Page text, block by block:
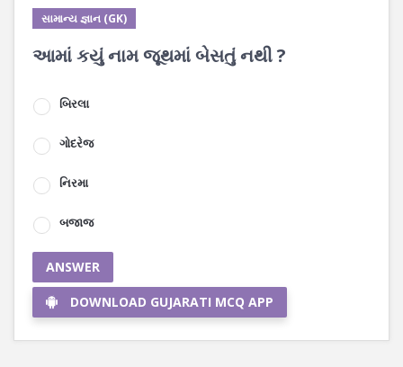
સામાન્ય જ્ઞાન (GK)
આમાં કયું નામ જૂથમાં બેસતું નથી ?
બિરલા
ગોદરેજ
નિરમા
બજાજ
ANSWER
DOWNLOAD GUJARATI MCQ APP